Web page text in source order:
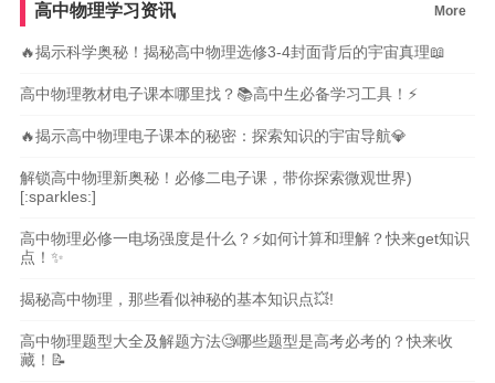
高中物理学习资讯 More
🔥揭示科学奥秘！揭秘高中物理选修3-4封面背后的宇宙真理📖
高中物理教材电子课本哪里找？📚高中生必备学习工具！⚡️
🔥揭示高中物理电子课本的秘密：探索知识的宇宙导航💎
解锁高中物理新奥秘！必修二电子课，带你探索微观世界)
[:sparkles:]
高中物理必修一电场强度是什么？⚡️如何计算和理解？快来get知识
点！✨
揭秘高中物理，那些看似神秘的基本知识点💥!
高中物理题型大全及解题方法🧐哪些题型是高考必考的？快来收
藏！📝